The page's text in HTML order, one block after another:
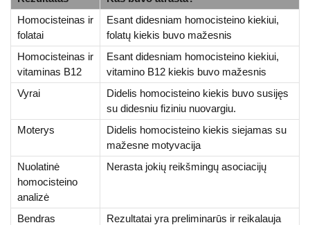
Homocisteinas ir
folatai
Esant didesniam homocisteino kiekiui,
folatų kiekis buvo mažesnis
Homocisteinas ir
vitaminas B12
Esant didesniam homocisteino kiekiui,
vitamino B12 kiekis buvo mažesnis
Vyrai
Didelis homocisteino kiekis buvo susijęs
su didesniu fiziniu nuovargiu.
Moterys
Didelis homocisteino kiekis siejamas su
mažesne motyvacija
Nuolatinė
homocisteino
analizė
Nerasta jokių reikšmingų asociacijų
Bendras
Rezultatai yra preliminarūs ir reikalauja